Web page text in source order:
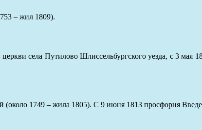
– жил 1809).
села Путилово Шлиссельбургского уезда, с 3 мая
1749 – жила 1805). С 9 июня 1813 просфорня